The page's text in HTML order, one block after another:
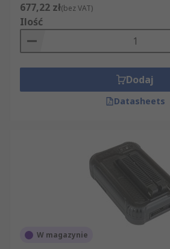
677,22 zł(bez VAT)
Ilość
Dodaj
Datasheets
W magazynie